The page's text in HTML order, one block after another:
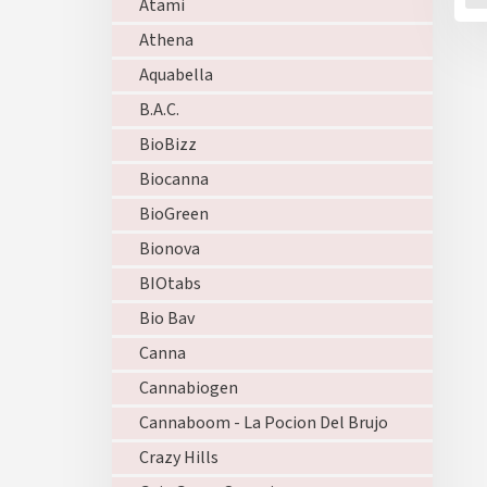
Atami
Athena
Aquabella
B.A.C.
BioBizz
Biocanna
BioGreen
Bionova
BIOtabs
Bio Bav
Canna
Cannabiogen
Cannaboom - La Pocion Del Brujo
Crazy Hills